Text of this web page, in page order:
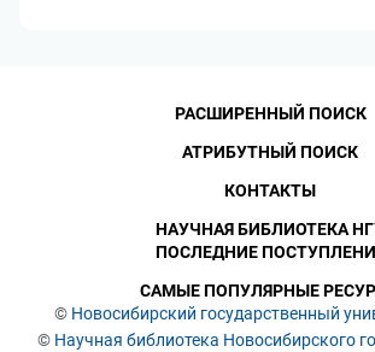
© Новосибирский государственный
© Научная библиотека Новосибирского
РАСШИРЕННЫЙ ПОИСК
АТРИБУТНЫЙ ПОИСК
КОНТАКТЫ
НАУЧНАЯ БИБЛИОТЕКА
ПОСЛЕДНИЕ
САМЫЕ ПОПУЛЯРНЫЕ